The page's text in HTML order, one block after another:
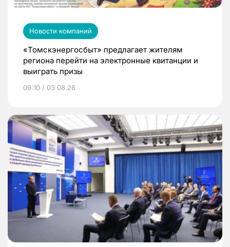
Новости компаний
«Томскэнергосбыт» предлагает жителям
региона перейти на электронные квитанции и
выиграть призы
09:10 / 03.08.26